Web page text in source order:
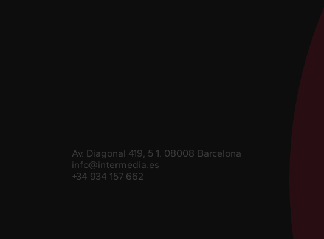
Av. Diagonal 419, 5 1. 08008 Barcelona
info@intermedia.es
+34 934 157 662